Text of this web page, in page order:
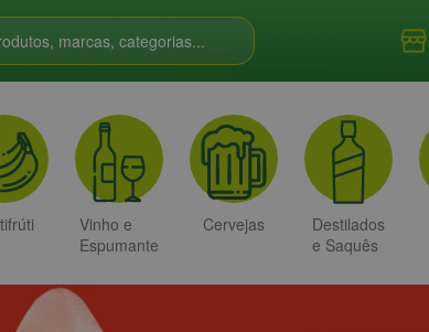
marcas, categorias...
Vinho e
Espumante
Cervejas
Destilados
e Saquês